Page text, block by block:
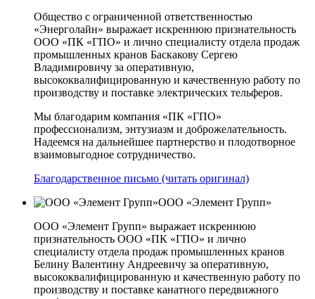
Общество с ограниченной ответственностью
«Энерголайн» выражает искреннюю признательность
ООО «ПК «ГПО» и лично специалисту отдела продаж
промышленных кранов Баскакову Сергею
Владимировичу за оперативную,
высококвалифицированную и качественную работу по
производству и поставке электрических тельферов.
Мы благодарим компания «ПК «ГПО»
профессионализм, энтузиазм и доброжелательность.
Надеемся на дальнейшее партнерство и плодотворное
взаимовыгодное сотрудничество.
Благодарственное письмо (читать оригинал)
ООО «Элемент Групп»
ООО «Элемент Групп» выражает искреннюю
признательность ООО «ПК «ГПО» и лично
специалисту отдела продаж промышленных кранов
Белину Валентину Андреевичу за оперативную,
высококвалифицированную и качественную работу по
производству и поставке канатного передвижного